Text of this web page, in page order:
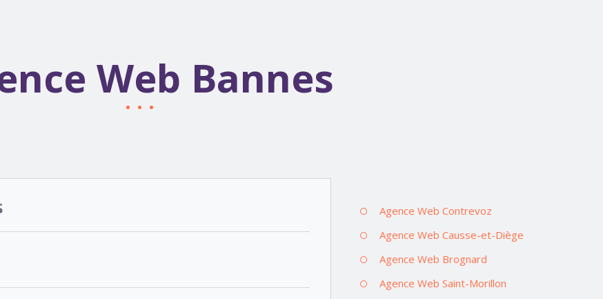
Web Bannes
Agence Web Contrevoz
Agence Web Causse-et-Diège
Agence Web Brognard
Agence Web Saint-Morillon